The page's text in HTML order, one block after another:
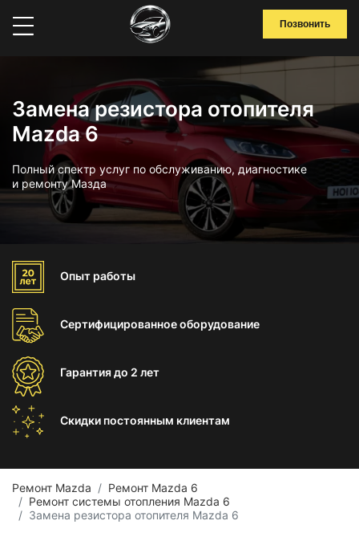
Позвонить
Замена резистора отопителя
Mazda 6
Полный спектр услуг по обслуживанию, диагностике
и ремонту Мазда
Опыт работы
Сертифицированноеоборудование
Гарантиядо 2 лет
Скидки постоянным клиентам
Ремонт Mazda
Ремонт Mazda 6
Ремонт системы отопления Mazda 6
Замена резистора отопителя Mazda 6